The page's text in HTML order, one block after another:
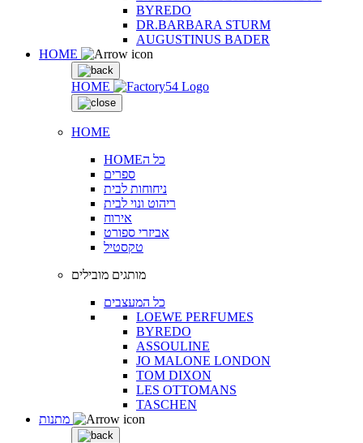
BYREDO
DR.BARBARA STURM
AUGUSTINUS BADER
HOME
HOME
HOME
HOMEכל ה
ספרים
ניחוחות לבית
ריהוט ונוי לבית
אירוח
אביזרי ספורט
טקסטיל
מותגים מובילים
כל המעצבים
LOEWE PERFUMES
BYREDO
ASSOULINE
JO MALONE LONDON
TOM DIXON
LES OTTOMANS
TASCHEN